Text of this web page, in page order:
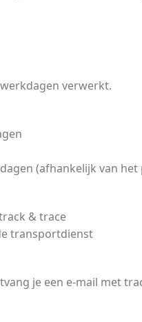
verwerkt.
(afhankelijk van
& trace
transportdienst
je een e-mail met